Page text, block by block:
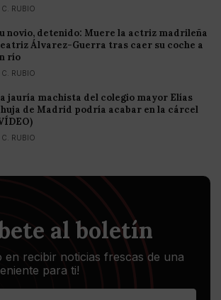
C. RUBIO
novio, detenido: Muere la actriz madrileña
Álvarez-Guerra tras caer su coche a
río
C. RUBIO
jauría machista del colegio mayor Elías
de Madrid podría acabar en la cárcel
C. RUBIO
al boletín
en recibir noticias frescas de una
para ti!